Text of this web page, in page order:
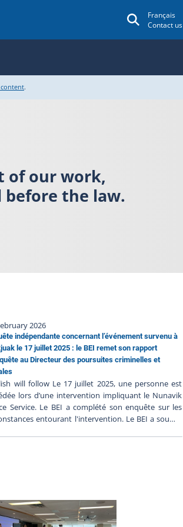
Français
Contact us
.
of our work,
before the law.
2026
indépendante concernant l’événement survenu à
le 17 juillet 2025 : le BEI remet son rapport
au Directeur des poursuites criminelles et
will follow Le 17 juillet 2025, une personne est
lors d’une intervention impliquant le Nunavik
Service. Le BEI a complété son enquête sur les
entourant l'intervention. Le BEI a soumis
déterminera s'il y a lieu de porter des accusations
les policiers impliqués, en fonction de son
des faits analysés à la lumière du droit